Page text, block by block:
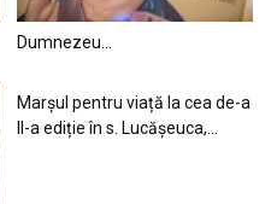
Dumnezeu…
Marșul pentru viață la cea de-a
II-a ediție în s. Lucășeuca,...